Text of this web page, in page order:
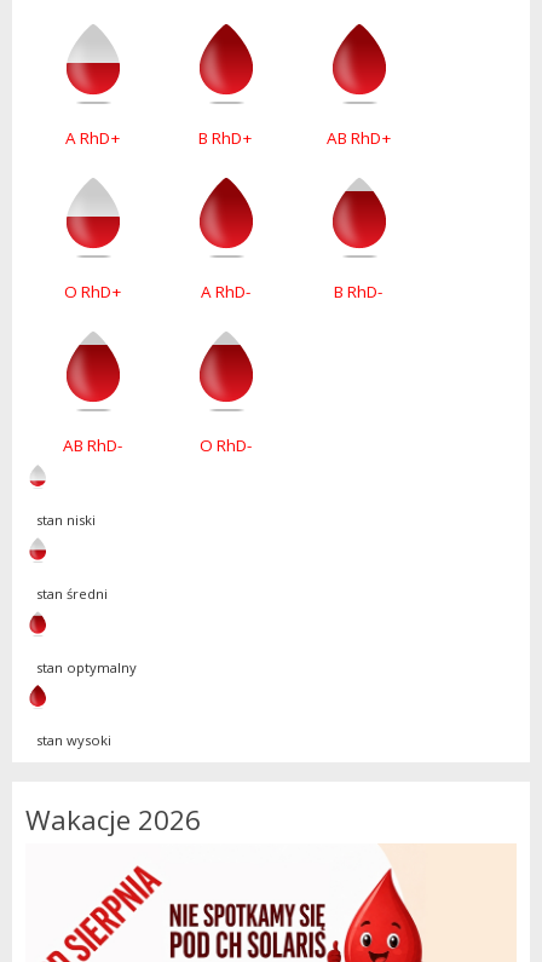
A RhD+ B RhD+ AB RhD+
O RhD+ A RhD- B RhD-
AB RhD- O RhD-
stan niski
stan średni
stan optymalny
stan wysoki
Wakacje 2026